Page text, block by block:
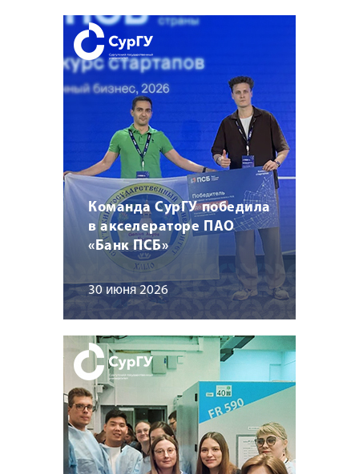
Команда СурГУ победила
в акселераторе ПАО
«Банк ПСБ»
30 июня 2026